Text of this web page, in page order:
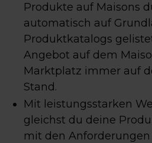
Produkte auf Maisons
automatisch auf
Produktkatalogs
Angebot auf dem
Marktplatz immer auf
Stand.
Mit leistungsstarken
gleichst du deine
mit den Anforderungen